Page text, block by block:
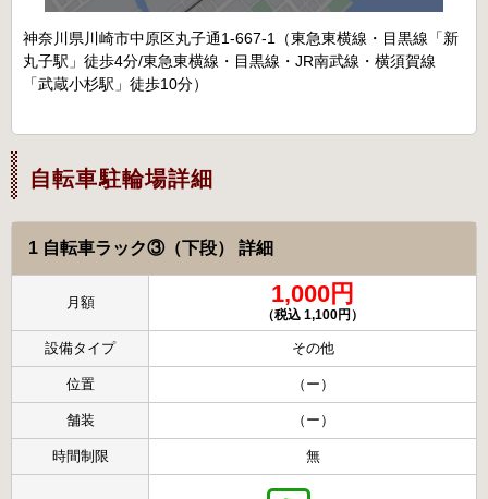
神奈川県川崎市中原区丸子通1-667-1（東急東横線・目黒線「新
丸子駅」徒歩4分/東急東横線・目黒線・JR南武線・横須賀線
「武蔵小杉駅」徒歩10分）
自転車駐輪場詳細
1 自転車ラック③（下段） 詳細
月額 1,000円
（税込 1,100円）
設備タイプ その他
位置 （ー）
舗装 （ー）
時間制限 無